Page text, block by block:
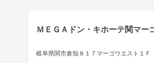
取扱店検索はこちら
ＭＥＧＡドン・キホーテ関マー
岐阜県関市倉知８１７マーゴウエスト１Ｆ